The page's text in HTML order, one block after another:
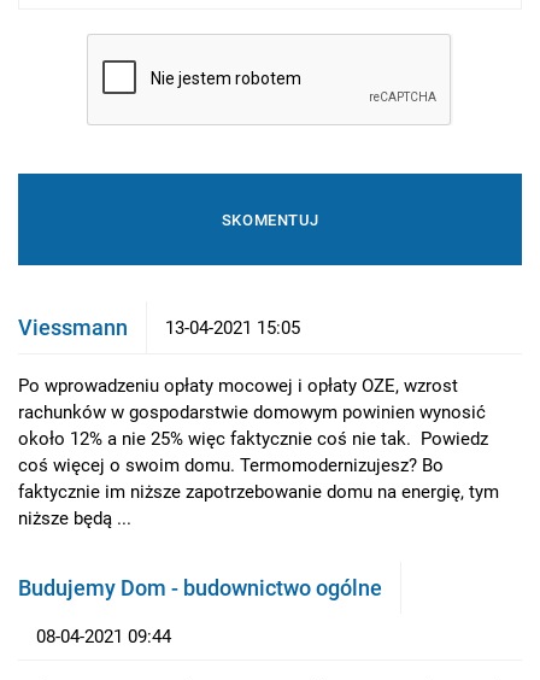
Viessmann 13-04-2021 15:05
Po wprowadzeniu opłaty mocowej i opłaty OZE, wzrost
rachunków w gospodarstwie domowym powinien wynosić
około 12% a nie 25% więc faktycznie coś nie tak. Powiedz
coś więcej o swoim domu. Termomodernizujesz? Bo
faktycznie im niższe zapotrzebowanie domu na energię, tym
niższe będą ...
Budujemy Dom - budownictwo ogólne
08-04-2021 09:44